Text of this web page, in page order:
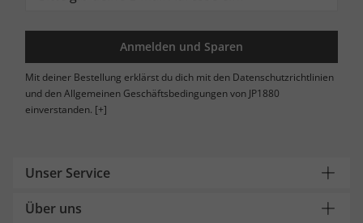
Anmelden und Sparen
Mit deiner Bestellung erklärst du dich mit den Datenschutzrichtlinien
und den Allgemeinen Geschäftsbedingungen von JP1880
einverstanden. [+]
Unser Service
Über uns